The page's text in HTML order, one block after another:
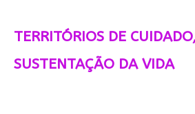
TERRITÓRIOS DE
SUSTENTAÇÃO DA VIDA